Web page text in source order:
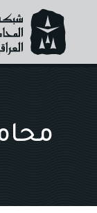
content